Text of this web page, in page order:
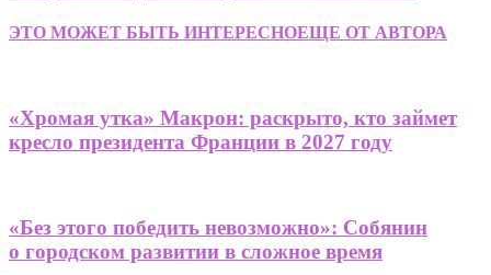
ЭТО МОЖЕТ БЫТЬ ИНТЕРЕСНОЕЩЕ ОТ АВТОРА
«Хромая утка» Макрон: раскрыто, кто займет
кресло президента Франции в 2027 году
«Без этого победить невозможно»: Собянин
о городском развитии в сложное время